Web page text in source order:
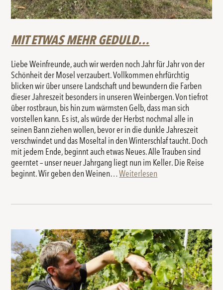
MIT ETWAS MEHR GEDULD…
Liebe Weinfreunde, auch wir werden noch Jahr für Jahr von der
Schönheit der Mosel verzaubert. Vollkommen ehrfürchtig
blicken wir über unsere Landschaft und bewundern die Farben
dieser Jahreszeit besonders in unseren Weinbergen. Von tiefrot
über rostbraun, bis hin zum wärmsten Gelb, dass man sich
vorstellen kann. Es ist, als würde der Herbst nochmal alle in
seinen Bann ziehen wollen, bevor er in die dunkle Jahreszeit
verschwindet und das Moseltal in den Winterschlaf taucht. Doch
mit jedem Ende, beginnt auch etwas Neues. Alle Trauben sind
geerntet – unser neuer Jahrgang liegt nun im Keller. Die Reise
beginnt. Wir geben den Weinen…Weiterlesen